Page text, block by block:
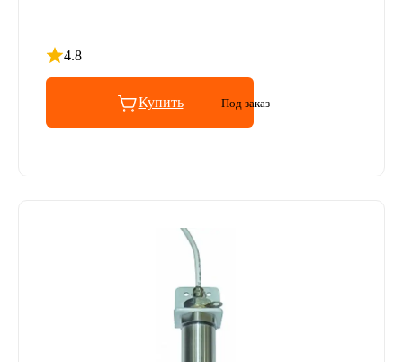
4.8
Рейтинг 4.8 из 5
Купить Под заказ